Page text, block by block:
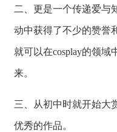
二、更是一个传递爱与
动中获得了不少的赞誉
就可以在cosplay的领
来。
三、从初中时就开始大
优秀的作品。